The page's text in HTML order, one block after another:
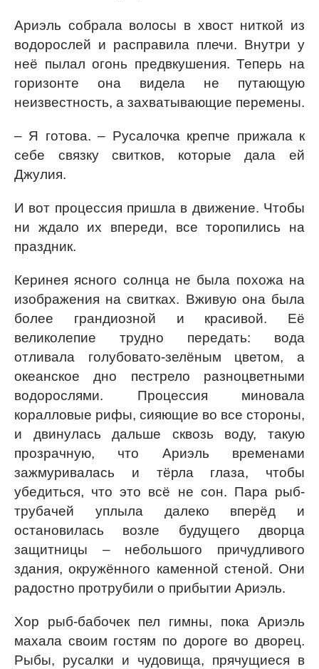
Ариэль собрала волосы в хвост ниткой из
водорослей и расправила плечи. Внутри у
неё пылал огонь предвкушения. Теперь на
горизонте она видела не путающую
неизвестность, а захватывающие перемены.
– Я готова. – Русалочка крепче прижала к
себе связку свитков, которые дала ей
Джулия.
И вот процессия пришла в движение. Чтобы
ни ждало их впереди, все торопились на
праздник.
Керинея ясного солнца не была похожа на
изображения на свитках. Вживую она была
более грандиозной и красивой. Её
великолепие трудно передать: вода
отливала голубовато-зелёным цветом, а
океанское дно пестрело разноцветными
водорослями. Процессия миновала
коралловые рифы, сияющие во все стороны,
и двинулась дальше сквозь воду, такую
прозрачную, что Ариэль временами
зажмуривалась и тёрла глаза, чтобы
убедиться, что это всё не сон. Пара рыб-
трубачей уплыла далеко вперёд и
остановилась возле будущего дворца
защитницы – небольшого причудливого
здания, окружённого каменной стеной. Они
радостно протрубили о прибытии Ариэль.
Хор рыб-бабочек пел гимны, пока Ариэль
махала своим гостям по дороге во дворец.
Рыбы, русалки и чудовища, прячущиеся в